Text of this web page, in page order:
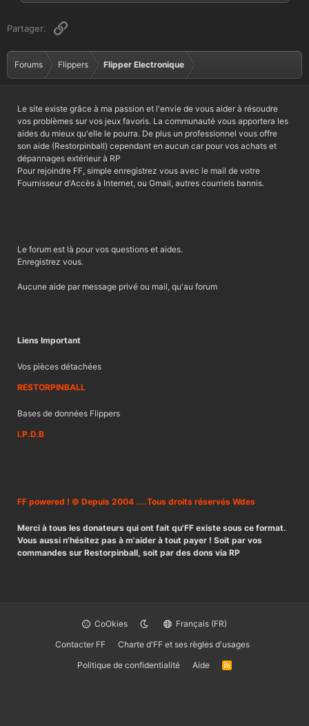
Partager: Lien
Forums Flippers Flipper Electronique
Le site existe grâce à ma passion et l'envie de vous aider à résoudre
vos problèmes sur vos jeux favoris. La communauté vous apportera les
aides du mieux qu'elle le pourra. De plus un professionnel vous offre
son aide (Restorpinball) cependant en aucun car pour vos achats et
dépannages extérieur à RP
Pour rejoindre FF, simple enregistrez vous avec le mail de votre
Fournisseur d'Accès à Internet, ou Gmail, autres courriels bannis.
Le forum est là pour vos questions et aides.
Enregistrez vous.
Aucune aide par message privé ou mail, qu'au forum
Liens Important
Vos pièces détachées
RESTORPINBALL
Bases de données Flippers
I.P.D.B
FF powered ! © Depuis 2004 ....Tous droits réservés Wdes
Merci à tous les donateurs qui ont fait qu'FF existe sous ce format.
Vous aussi n'hésitez pas à m'aider à tout payer ! Soit par vos
commandes sur Restorpinball, soit par des dons via RP
CoOkies
Français (FR)
Contacter FF
Charte d'FF et ses règles d'usages
Politique de confidentialité
Aide
R